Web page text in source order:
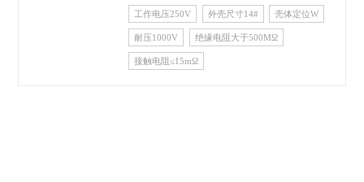
孔，具有插拔柔和、接触电阻小、防潮、防盐雾、防
霉菌、防淋雨等特性，主要应用于舰船等各种 恶劣
环境领域，也可应用于航空、航天、电子通信等军事
领域以及邮电通讯、铁路指
工作电压250V 外壳尺寸14# 壳体定位W
耐压1000V 绝缘电阻大于500MΩ
接触电阻≤15mΩ